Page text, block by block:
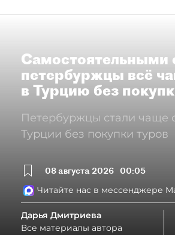
Самостоятельными
петербуржцы всё
в Турцию без
Петербуржцы стали чаще
Турции без покупки туров
08 августа 2026 00:05
Читайте нас в мессенджере
Дарья Дмитриева
Все материалы автора